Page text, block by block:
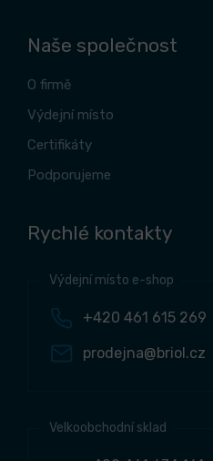
Naše společnost
O firmě
Výdejní místo
Certifikáty
Podporujeme
Rychlé kontakty
Výdejní místo e-shop
+420 461 615 269
prodejna@briol.cz
Velkoobchodní sklad